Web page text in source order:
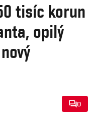
50 tisíc korun
opilý
0